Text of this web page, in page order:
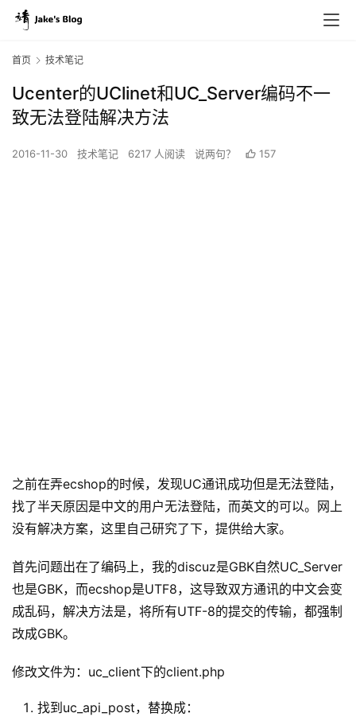
首页 技术笔记
Ucenter的UClinet和UC_Server编码不一
致无法登陆解决方法
2016-11-30 技术笔记 6217 人阅读 说两句？ 157
之前在弄ecshop的时候，发现UC通讯成功但是无法登陆，
找了半天原因是中文的用户无法登陆，而英文的可以。网上
没有解决方案，这里自己研究了下，提供给大家。
首先问题出在了编码上，我的discuz是GBK自然UC_Server
也是GBK，而ecshop是UTF8，这导致双方通讯的中文会变
成乱码，解决方法是，将所有UTF-8的提交的传输，都强制
改成GBK。
修改文件为：uc_client下的client.php
找到uc_api_post，替换成：